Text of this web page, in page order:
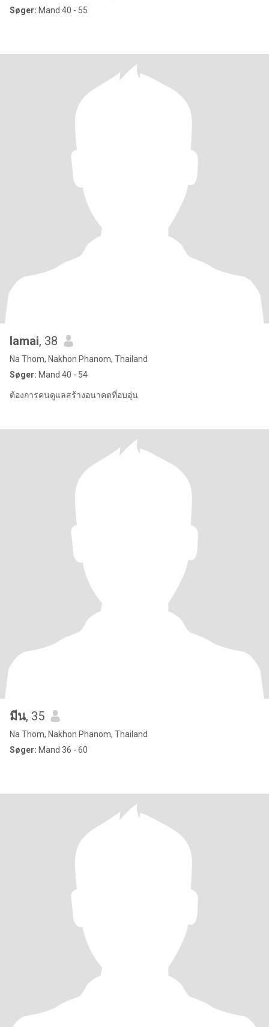
Søger: Mand 40 - 55
lamai, 38
Na Thom, Nakhon Phanom, Thailand
Søger: Mand 40 - 54
ต้องการคนดูแลสร้างอนาคตที่อบอุ่น
มีน, 35
Na Thom, Nakhon Phanom, Thailand
Søger: Mand 36 - 60